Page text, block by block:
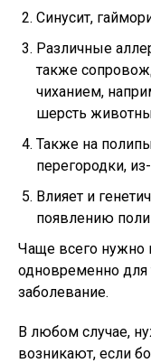
Синусит,
Различные
также
чиханием,
шерсть
Также на
перегородки,
Влияет и
появлению
Чаще всего нужно
одновременно для
заболевание.
В любом случае,
возникают, если